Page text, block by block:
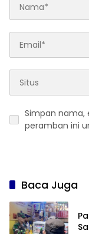
Simpan nama,
peramban ini
Baca Juga